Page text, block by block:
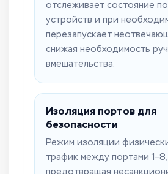
отслеживает состояние
устройств и при
перезапускает
снижая необходимость
вмешательства.
Изоляция портов для
безопасности
Режим изоляции
трафик между портами 1–8,